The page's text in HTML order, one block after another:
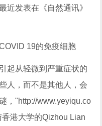
近发表在《自然通讯》
起从轻微到严重症状的
人，而不是其他人，会
，"http://www.yeyiqu.co
港大学的Qizhou Lian